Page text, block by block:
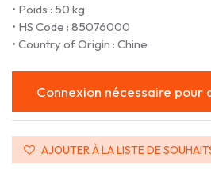
• Poids : 50 kg
• HS Code : 85076000
• Country of Origin : Chine
Connexion nécessaire pour
AJOUTER À LA LISTE DE